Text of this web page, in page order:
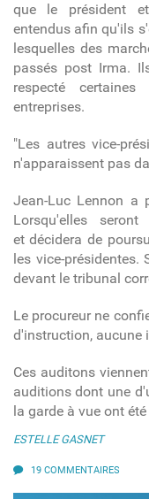
que le président
entendus afin qu'ils
lesquelles des
passés post Irma.
respecté
entreprises.
"Les autres vice-
n'apparaissent pas
Jean-Luc Lennon a
Lorsqu'elles
et décidera de
les vice-
devant le tribunal
Le procureur ne
d'instruction, aucune
Ces auditons
auditions dont une
la garde à vue ont
ESTELLE GASNET
19 COMMENTAIRES